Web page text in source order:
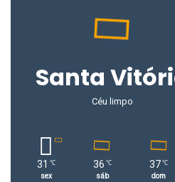
Santa
Céu limpo
31 ℃
sex
36 ℃
sáb
37 ℃
dom